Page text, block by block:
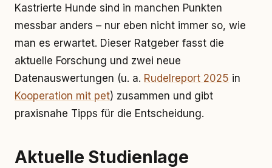
Kastrierte Hunde sind in manchen Punkten
messbar anders – nur eben nicht immer so, wie
man es erwartet. Dieser Ratgeber fasst die
aktuelle Forschung und zwei neue
Datenauswertungen (u. a. Rudelreport 2025 in
Kooperation mit pet) zusammen und gibt
praxisnahe Tipps für die Entscheidung.
Aktuelle Studienlage